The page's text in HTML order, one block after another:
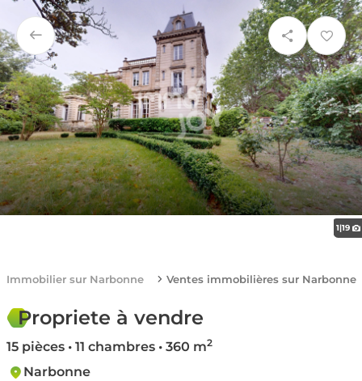
1|19
Immobilier sur Narbonne Ventes immobilières sur Narbonne
Propriete à vendre
15 pièces • 11 chambres • 360 m2
Narbonne